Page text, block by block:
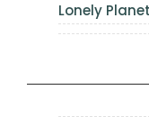
Lonely